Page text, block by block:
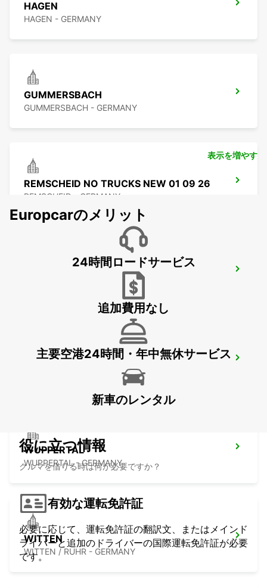
HAGEN
HAGEN - GERMANY
GUMMERSBACH
GUMMERSBACH - GERMANY
REMSCHEID NO TRUCKS NEW 01 09 26
REMSCHEID - GERMANY
DORTMUND AIRPORT
WUPPERTAL
WUPPERTAL - GERMANY
WITTEN
WITTEN / RUHR - GERMANY
表示を増やす
Europcarのメリット
24時間ロードサービス
追加費用なし
主要空港24時間・年中無休サービス
新車のレンタル
役に立つ情報
クルマを借りる時は何が必要ですか？
有効な運転免許証
必要に応じて、運転免許証の翻訳文、またはメインド
ライバーと追加のドライバーの国際運転免許証が必要
です。